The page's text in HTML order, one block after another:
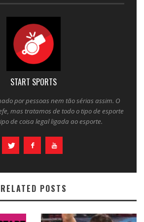
START SPORTS
por pessoas nem tão sérias assim. O
mas tratamos de todo o tipo de esporte
de coisa legal ligada ao esporte.
RELATED POSTS